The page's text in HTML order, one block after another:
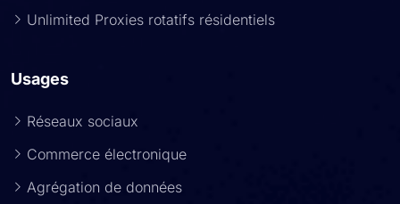
Unlimited Proxies rotatifs résidentiels
Usages
Réseaux sociaux
Commerce électronique
Agrégation de données